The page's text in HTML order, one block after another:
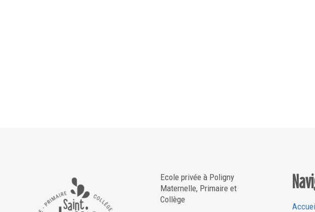
Ecole privée à Poligny
Maternelle, Primaire et
Collège